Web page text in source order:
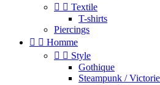
  Textile
T-shirts
Piercings
  Homme
  Style
Gothique
Steampunk /